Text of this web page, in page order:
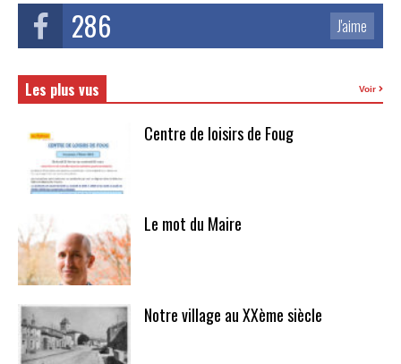
286 J'aime
Les plus vus Voir
Centre de loisirs de Foug
Le mot du Maire
Notre village au XXème siècle